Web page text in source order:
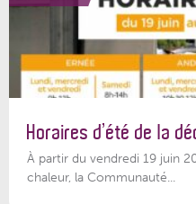
Horaires d’été de la
À partir du vendredi 19 juin
chaleur, la Communauté...